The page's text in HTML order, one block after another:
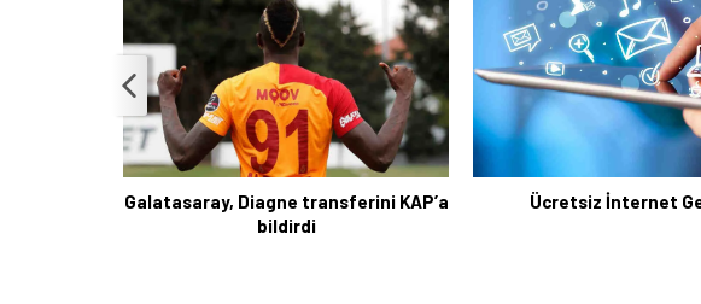
Son dakika… İstanbul’da trafik felç
Yunanistan Başbakanı Çipras Türkiye’ye gelecek
Açlık Sınırı Açıklandı
Galatasaray, Diagne transferini KAP’a
bildirdi
Ücretsiz İnternet Geliyor